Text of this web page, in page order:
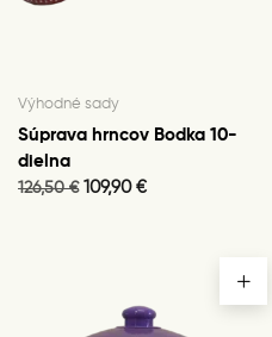
Výhodné sady
Súprava hrncov Bodka 10-
dielna
126,50€
Original 109,90 €
Current